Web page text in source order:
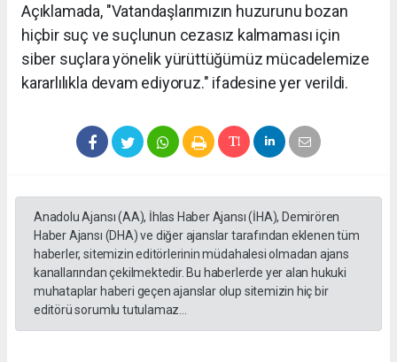
Açıklamada, "Vatandaşlarımızın huzurunu bozan
hiçbir suç ve suçlunun cezasız kalmaması için
siber suçlara yönelik yürüttüğümüz mücadelemize
kararlılıkla devam ediyoruz." ifadesine yer verildi.
Anadolu Ajansı (AA), İhlas Haber Ajansı (İHA), Demirören
Haber Ajansı (DHA) ve diğer ajanslar tarafından eklenen tüm
haberler, sitemizin editörlerinin müdahalesi olmadan ajans
kanallarından çekilmektedir. Bu haberlerde yer alan hukuki
muhataplar haberi geçen ajanslar olup sitemizin hiç bir
editörü sorumlu tutulamaz...